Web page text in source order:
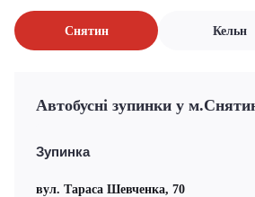
Снятин Кельн
Автобусні зупинки у
Зупинка
вул. Тараса Шевченка, 70